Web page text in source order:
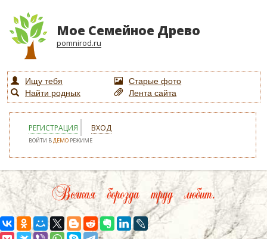
Мое Семейное Древо
pomnirod.ru
Ищу тебя
Старые фото
Найти родных
Лента сайта
РЕГИСТРАЦИЯ ВХОД
ВОЙТИ ВДЕМО РЕЖИМЕ
Всякая борозда труд любит.